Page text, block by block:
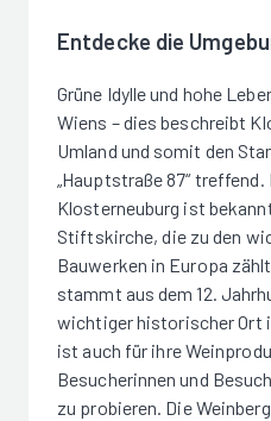
Entdecke die
Grüne Idylle und hohe
Wiens – dies beschreibt
Umland und somit den
„Hauptstraße 87“
Klosterneuburg ist
Stiftskirche, die zu den
Bauwerken in Europa
stammt aus dem 12.
wichtiger historischer Ort
ist auch für ihre
Besucherinnen und
zu probieren. Die